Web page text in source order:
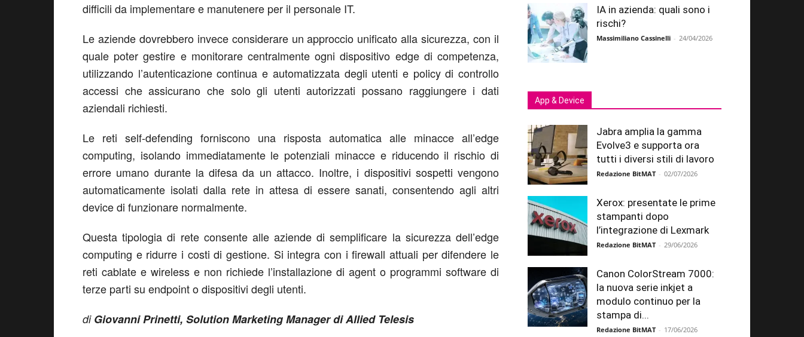
difficili da implementare e manutenere per il personale IT.
Le aziende dovrebbero invece considerare un approccio unificato alla sicurezza, con il
quale poter gestire e monitorare centralmente ogni dispositivo edge di competenza,
utilizzando l’autenticazione continua e automatizzata degli utenti e policy di controllo
accessi che assicurano che solo gli utenti autorizzati possano raggiungere i dati
aziendali richiesti.
Le reti self-defending forniscono una risposta automatica alle minacce all’edge
computing, isolando immediatamente le potenziali minacce e riducendo il rischio di
errore umano durante la difesa da un attacco. Inoltre, i dispositivi sospetti vengono
automaticamente isolati dalla rete in attesa di essere sanati, consentendo agli altri
device di funzionare normalmente.
Questa tipologia di rete consente alle aziende di semplificare la sicurezza dell’edge
computing e ridurre i costi di gestione. Si integra con i firewall attuali per difendere le
reti cablate e wireless e non richiede l’installazione di agent o programmi software di
terze parti su endpoint o dispositivi degli utenti.
di Giovanni Prinetti, Solution Marketing Manager di Allied Telesis
IA in azienda: quali sono i
rischi?
Massimiliano Cassinelli - 24/04/2026
App & Device
Jabra amplia la gamma
Evolve3 e supporta ora
tutti i diversi stili di lavoro
Redazione BitMAT - 02/07/2026
Xerox: presentate le prime
stampanti dopo
l’integrazione di Lexmark
Redazione BitMAT - 29/06/2026
Canon ColorStream 7000:
la nuova serie inkjet a
modulo continuo per la
stampa di...
Redazione BitMAT - 17/06/2026